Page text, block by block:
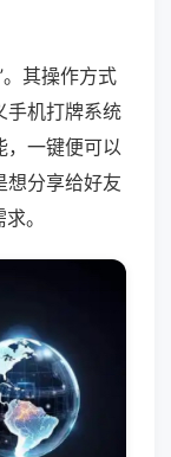
其操作方式
手机打牌系统
，一键便可以
想分享给好友
。